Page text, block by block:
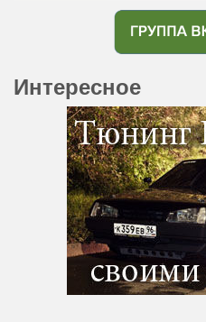
Интересное